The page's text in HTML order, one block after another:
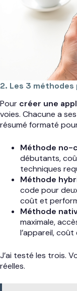
2. Les 3
Pour créer une
voies. Chacune a
résumé formaté
Méthode no-
débutants,
techniques
Méthode
code pour
coût et
Méthode
maximale,
l’appareil, coût
J’ai testé les trois.
réelles.